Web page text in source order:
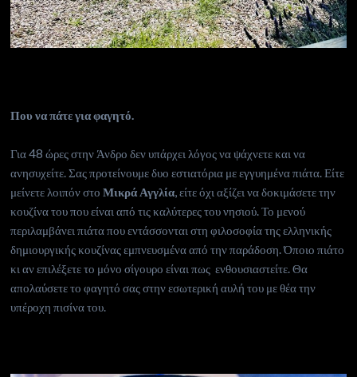
Που να πάτε για φαγητό.
Για 48 ώρες στην Άνδρο δεν υπάρχει λόγος να ψάχνετε και να
ανησυχείτε. Σας προτείνουμε δυο εστιατόρια με εγγυημένα πιάτα. Είτε
μείνετε λοιπόν στοΜικρά Αγγλία, είτε όχι αξίζει να δοκιμάσετε την
κουζίνα του που είναι από τις καλύτερες του νησιού. Το μενού
περιλαμβάνει πιάτα που εντάσσονται στη φιλοσοφία της ελληνικής
δημιουργικής κουζίνας εμπνευσμένα από την παράδοση. Όποιο πιάτο
κι αν επιλέξετε το μόνο σίγουρο είναι πως ενθουσιαστείτε. Θα
απολαύσετε το φαγητό σας στην εσωτερική αυλή του με θέα την
υπέροχη πισίνα του.